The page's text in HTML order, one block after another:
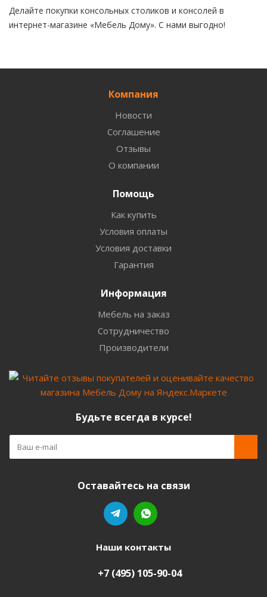
Делайте покупки консольных столиков и консолей в
интернет-магазине «Мебель Дому». С нами выгодно!
Компания
Новости
Соглашение
Отзывы
О компании
Помощь
Как купить
Условия оплаты
Условия доставки
Гарантия
Информация
Мебель на заказ
Сотрудничество
Производители
Будьте всегда в курсе!
Оставайтесь на связи
Наши контакты
+7 (495) 105-90-04